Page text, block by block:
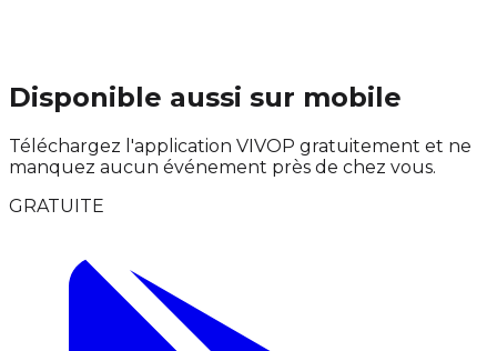
Disponible aussi sur mobile
Téléchargez l'application VIVOP gratuitement et ne
manquez aucun événement près de chez vous.
GRATUITE